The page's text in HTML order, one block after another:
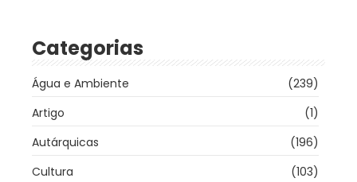
Categorias
Água e Ambiente
(239)
Artigo
(1)
Autárquicas
(196)
Cultura
(103)